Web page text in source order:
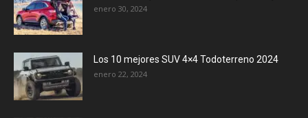
enero 30, 2024
Los 10 mejores SUV 4×4 Todoterreno 2024
enero 22, 2024